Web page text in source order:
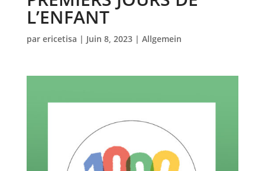
L’ENFANT
par ericetisa | Juin 8, 2023| Allgemein